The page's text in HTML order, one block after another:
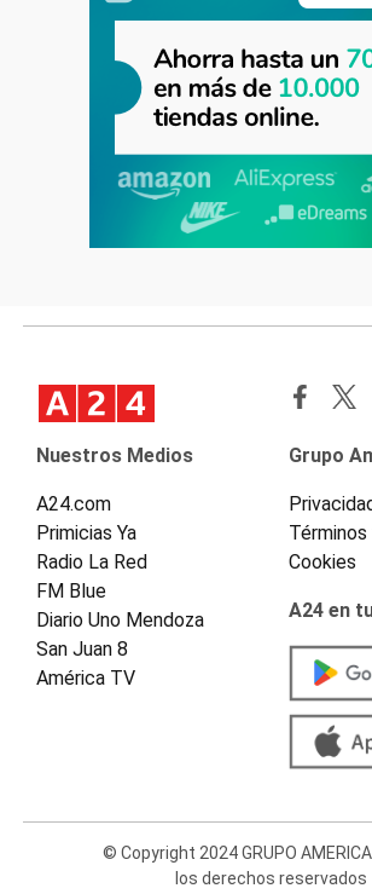
Nuestros Medios
A24.com
Primicias Ya
Radio La Red
FM Blue
Diario Uno Mendoza
San Juan 8
América TV
Grupo
Cookies
A24 en
© Copyright 2024 GRUPO
los derechos reservados